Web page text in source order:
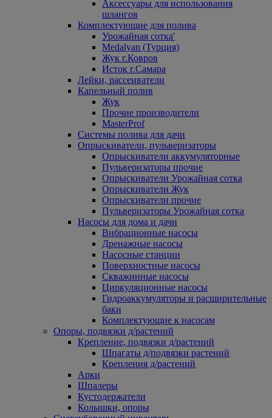
Аксессуары для использования
шлангов
Комплектующие для полива
Урожайная сотка'
Medalyan (Турция)
Жук г.Ковров
Исток г.Самара
Лейки, рассеиватели
Капельный полив
Жук
Прочие производители
MasterProf
Системы полива для дачи
Опрыскиватели, пульверизаторы
Опрыскиватели аккумуляторные
Пульверизаторы прочие
Опрыскиватели Урожайная сотка
Опрыскиватели Жук
Опрыскиватели прочие
Пульверизаторы Урожайная сотка
Насосы для дома и дачи
Вибрационные насосы
Дренажные насосы
Насосные станции
Поверхностные насосы
Скважинные насосы
Циркуляционные насосы
Гидроаккумуляторы и расширительные
баки
Комплектующие к насосам
Опоры, подвязки д/растений
Крепление, подвязки д/растений
Шпагаты д/подвязки растений
Крепления д/растений
Арки
Шпалеры
Кустодержатели
Колышки, опоры